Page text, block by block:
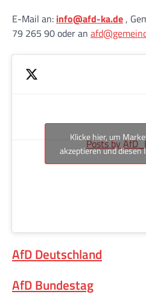
E-Mail an: info@afd-ka.de,
79 265 90 oder an
Posts by
Klicke hier, um
akzeptieren und diesen
AfD Deutschland
AfD Bundestag